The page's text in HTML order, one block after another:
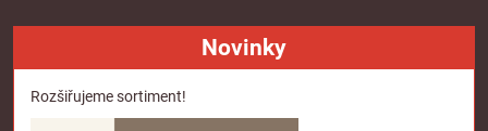
Novinky
Rozšiřujeme sortiment!